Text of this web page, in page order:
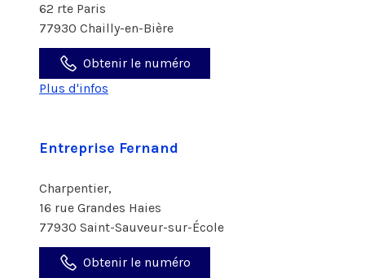
62 rte Paris
77930 Chailly-en-Bière
Obtenir le numéro
Plus d'infos
Entreprise Fernand
Charpentier,
16 rue Grandes Haies
77930 Saint-Sauveur-sur-École
Obtenir le numéro